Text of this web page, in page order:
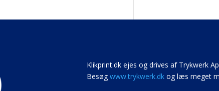
Klikprint.dk ejes og drives af Trykwerk
Besøgwww.trykwerk.dk og læs meget